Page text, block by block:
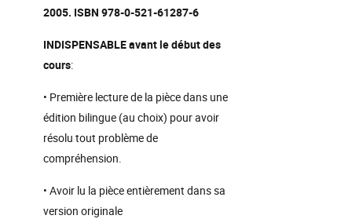
2005. ISBN 978-0-521-61287-6
INDISPENSABLE avant le début des
cours:
• Première lecture de la pièce dans une
édition bilingue (au choix) pour avoir
résolu tout problème de
compréhension.
• Avoir lu la pièce entièrement dans sa
version originale